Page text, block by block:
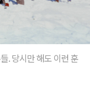
. 당시만 해도 이런 훈